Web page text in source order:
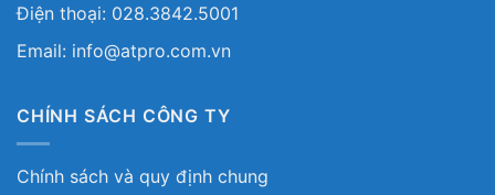
Điện thoại: 028.3842.5001
Email: info@atpro.com.vn
CHÍNH SÁCH CÔNG TY
Chính sách và quy định chung